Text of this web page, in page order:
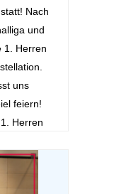
Nach
und
1. Herren
uns
feiern!
Herren